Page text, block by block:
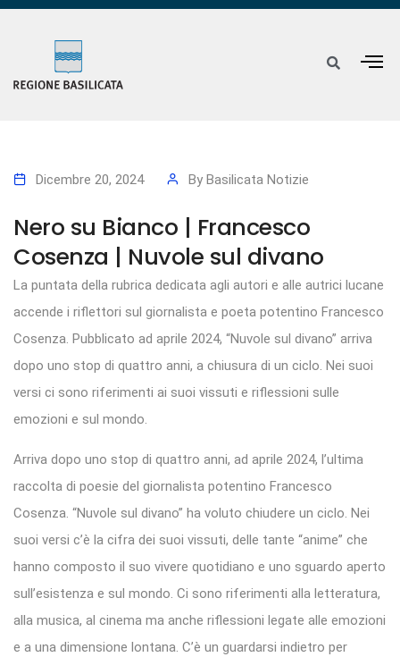
Dicembre 20, 2024 By Basilicata Notizie
Nero su Bianco | Francesco
Cosenza | Nuvole sul divano
La puntata della rubrica dedicata agli autori e alle autrici lucane
accende i riflettori sul giornalista e poeta potentino Francesco
Cosenza. Pubblicato ad aprile 2024, “Nuvole sul divano” arriva
dopo uno stop di quattro anni, a chiusura di un ciclo. Nei suoi
versi ci sono riferimenti ai suoi vissuti e riflessioni sulle
emozioni e sul mondo.
Arriva dopo uno stop di quattro anni, ad aprile 2024, l’ultima
raccolta di poesie del giornalista potentino Francesco
Cosenza. “Nuvole sul divano” ha voluto chiudere un ciclo. Nei
suoi versi c’è la cifra dei suoi vissuti, delle tante “anime” che
hanno composto il suo vivere quotidiano e uno sguardo aperto
sull’esistenza e sul mondo. Ci sono riferimenti alla letteratura,
alla musica, al cinema ma anche riflessioni legate alle emozioni
e a una dimensione lontana. C’è un guardarsi indietro per